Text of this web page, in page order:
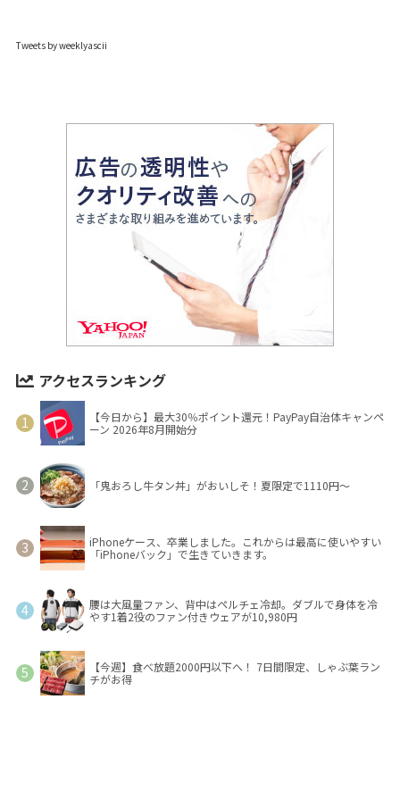
Tweets by weeklyascii
アクセスランキング
【今日から】最大30％ポイント還元！PayPay自治体キャンペ
ーン 2026年8月開始分
「鬼おろし牛タン丼」がおいしそ！夏限定で1110円～
iPhoneケース、卒業しました。これからは最高に使いやすい
「iPhoneバック」で生きていきます。
腰は大風量ファン、背中はペルチェ冷却。ダブルで身体を冷
やす1着2役のファン付きウェアが10,980円
【今週】食べ放題2000円以下へ！ 7日間限定、しゃぶ葉ラン
チがお得